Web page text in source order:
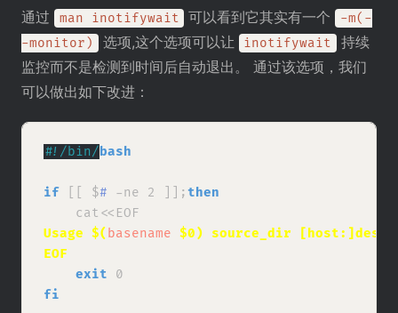
通过 man inotifywait 可以看到它其实有一个 -m(-
-monitor) 选项,这个选项可以让 inotifywait 持续
监控而不是检测到时间后自动退出。 通过该选项，我们
可以做出如下改进：
#!/bin/ bash
if [[ $# -ne 2 ]];then
Usage $( basename $0) source_dir
EOF
exit
fi